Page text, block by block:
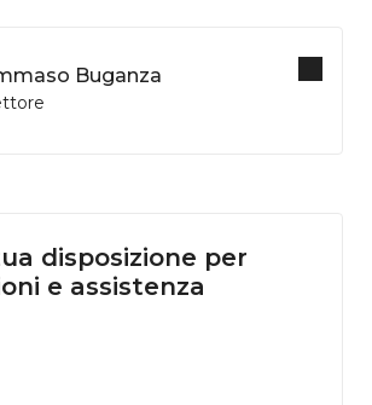
Buganza
disposizione per
e assistenza